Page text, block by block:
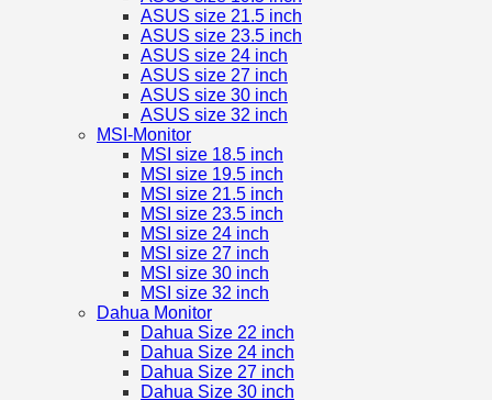
ASUS size 21.5 inch
ASUS size 23.5 inch
ASUS size 24 inch
ASUS size 27 inch
ASUS size 30 inch
ASUS size 32 inch
MSI-Monitor
MSI size 18.5 inch
MSI size 19.5 inch
MSI size 21.5 inch
MSI size 23.5 inch
MSI size 24 inch
MSI size 27 inch
MSI size 30 inch
MSI size 32 inch
Dahua Monitor
Dahua Size 22 inch
Dahua Size 24 inch
Dahua Size 27 inch
Dahua Size 30 inch